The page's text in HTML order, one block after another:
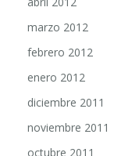
marzo 2012
febrero 2012
enero 2012
diciembre 2011
noviembre 2011
octubre 2011